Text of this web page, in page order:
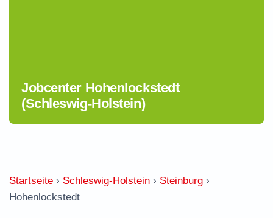
Jobcenter Hohenlockstedt
(Schleswig-Holstein)
Startseite › Schleswig-Holstein › Steinburg ›
Hohenlockstedt